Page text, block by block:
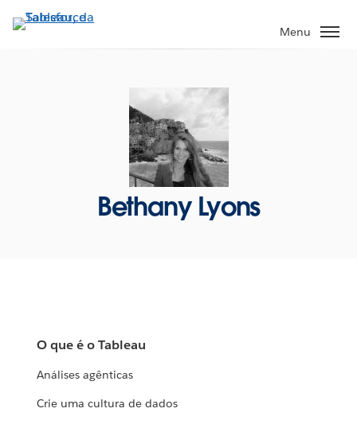
Pular
para
Menu
Bethany Lyons
O que é o Tableau
Análises agênticas
Crie uma cultura de dados